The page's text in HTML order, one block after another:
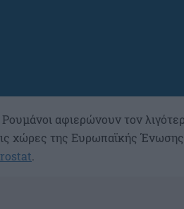
αφιερώνουν τον
χώρες της Ευρωπαϊκής
.